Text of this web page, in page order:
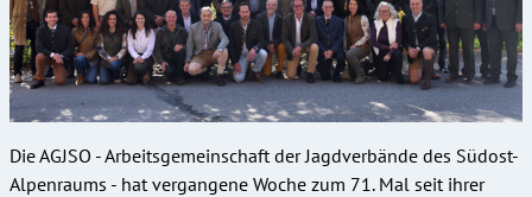
Die AGJSO - Arbeitsgemeinschaft der Jagdverbände des Südost-
Alpenraums - hat vergangene Woche zum 71. Mal seit ihrer